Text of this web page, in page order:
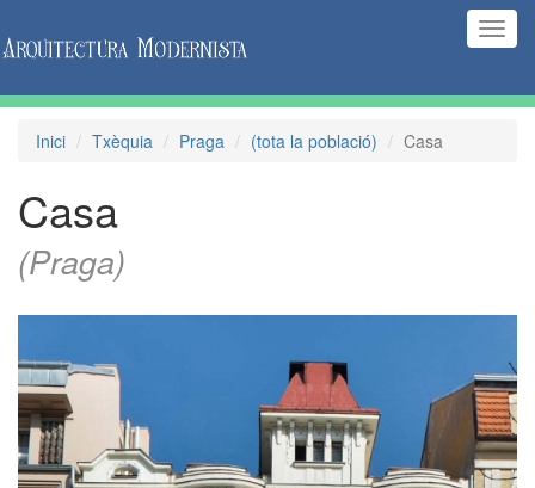
Inici Txèquia Praga (tota la població) Casa
Casa
(Praga)